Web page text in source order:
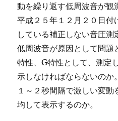
動を繰り返す低周波音が観
平成２５年１２月２０日
している補正しない音圧測
低周波音が原因として問
特性、G特性として、測定
示しなければならないのか。
１～２秒間隔で激しい変
均して表示するのか。